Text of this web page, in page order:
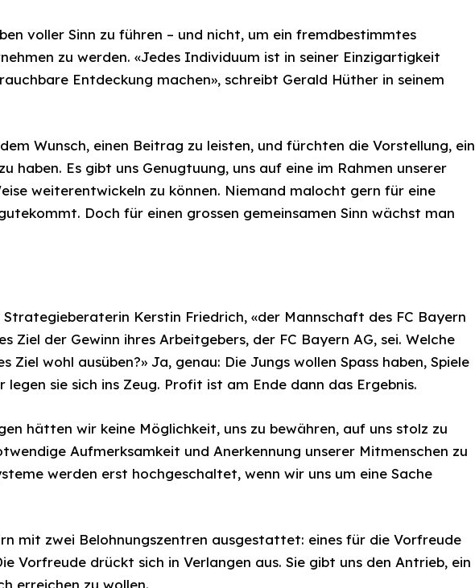
voller Sinn zu führen – und nicht, um ein fremdbestimmtes
zu werden. «Jedes Individuum ist in seiner Einzigartigkeit
Entdeckung machen», schreibt Gerald Hüther in seinem
Wunsch, einen Beitrag zu leisten, und fürchten die Vorstellung, ein
haben. Es gibt uns Genugtuung, uns auf eine im Rahmen unserer
weiterentwickeln zu können. Niemand malocht gern für eine
Doch für einen grossen gemeinsamen Sinn wächst man
Kerstin Friedrich, «der Mannschaft des FC Bayern
Ziel der Gewinn ihres Arbeitgebers, der FC Bayern AG, sei. Welche
Ziel wohl ausüben?» Ja, genau: Die Jungs wollen Spass haben, Spiele
sie sich ins Zeug. Profit ist am Ende dann das Ergebnis.
hätten wir keine Möglichkeit, uns zu bewähren, auf uns stolz zu
Aufmerksamkeit und Anerkennung unserer Mitmenschen zu
werden erst hochgeschaltet, wenn wir uns um eine Sache
mit zwei Belohnungszentren ausgestattet: eines für die Vorfreude
Vorfreude drückt sich in Verlangen aus. Sie gibt uns den Antrieb, ein
erreichen zu wollen.